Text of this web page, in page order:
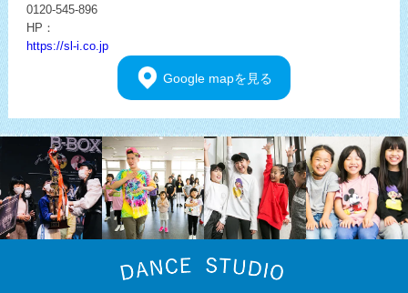
0120-545-896
HP：
https://sl-i.co.jp
Google mapを見る